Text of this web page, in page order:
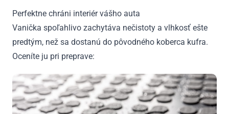
Perfektne chráni interiér vášho auta
Vanička spoľahlivo zachytáva nečistoty a vlhkosť ešte
predtým, než sa dostanú do pôvodného koberca kufra.
Oceníte ju pri preprave: